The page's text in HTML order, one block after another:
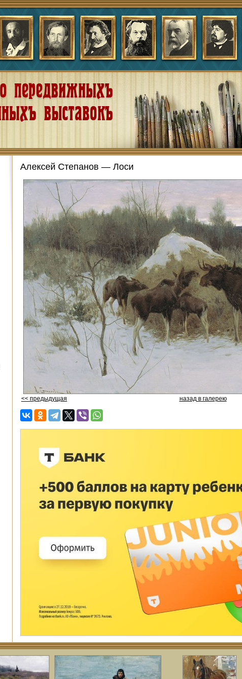
Алексей Степанов — Лоси
<< предыдущая назад в галерею